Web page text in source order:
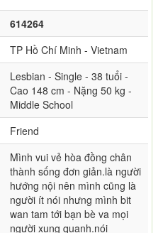
614264
TP Hồ Chí Minh - Vietnam
Lesbian - Single - 38 tuổi -
Cao 148 cm - Nặng 50 kg -
Middle School
Friend
Mình vui vẻ hòa đồng chân
thành sống đơn giản.là người
hướng nội nên mình cũng là
người ít nói nhưng mình bit
wan tam tới bạn bè va mọi
người xung quanh.nói